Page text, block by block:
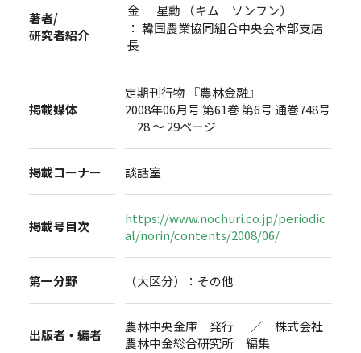
著者/
研究者紹介
金 星勳 （キム ソンフン）
： 韓国農業協同組合中央会本部支店
長
掲載媒体
定期刊行物 『農林金融』
2008年06月号 第61巻 第6号 通巻748号
28 ～ 29ページ
掲載コーナー 談話室
掲載号目次
https://www.nochuri.co.jp/periodic
al/norin/contents/2008/06/
第一分野 （大区分）：その他
出版者・編者
農林中央金庫 発行 ／ 株式会社
農林中金総合研究所 編集